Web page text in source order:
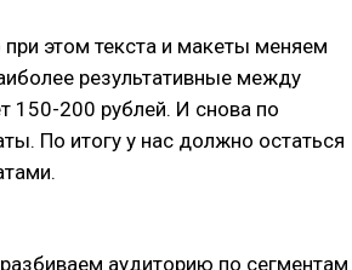
этом текста и макеты меняем
результативные между
150-200 рублей. И снова по
По итогу у нас должно остаться
аудиторию по сегментам